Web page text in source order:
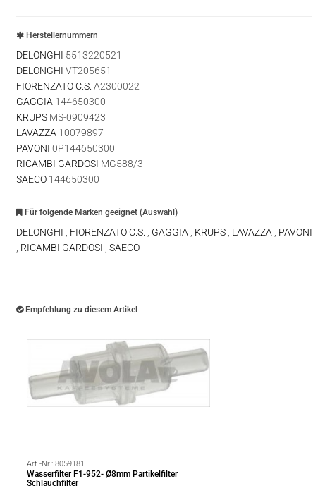
Herstellernummern
DELONGHI 5513220521
DELONGHI VT205651
FIORENZATO C.S. A2300022
GAGGIA 144650300
KRUPS MS-0909423
LAVAZZA 10079897
PAVONI 0P144650300
RICAMBI GARDOSI MG588/3
SAECO 144650300
Für folgende Marken geeignet (Auswahl)
DELONGHI FIORENZATO C.S. GAGGIA KRUPS LAVAZZA
PAVONI
RICAMBI GARDOSI SAECO
Empfehlung zu diesem Artikel
Art.-Nr.: 8059181
Wasserfilter F1-952- Ø8mm Partikelfilter
Schlauchfilter